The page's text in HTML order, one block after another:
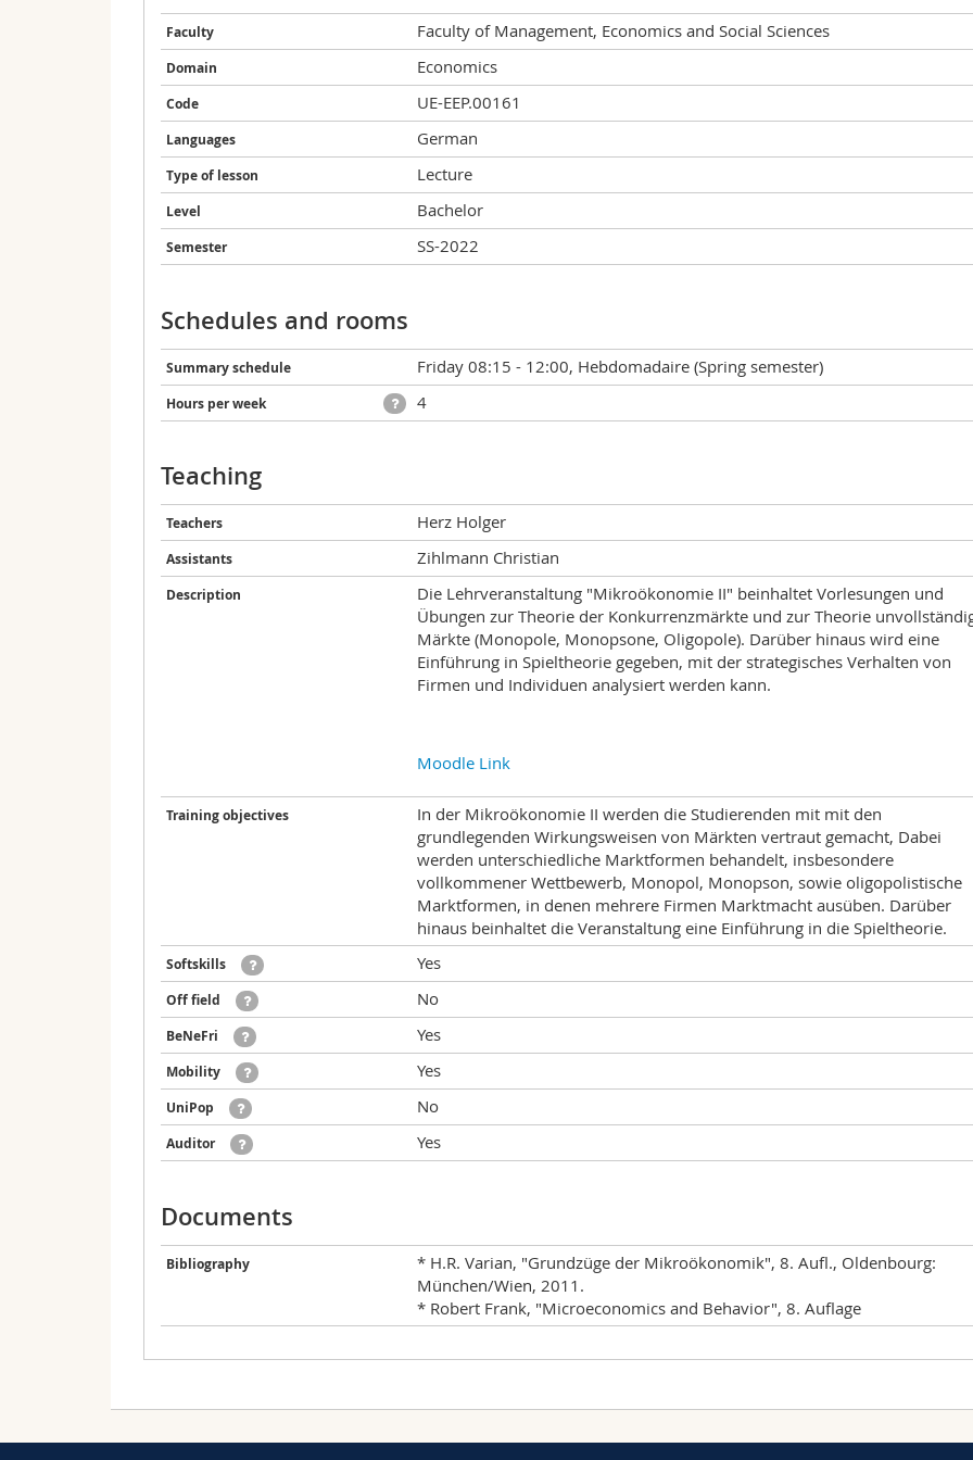
Faculty Faculty of Management, Economics and Social Sciences
Domain Economics
Code UE-EEP.00161
Languages German
Type of lesson Lecture
Level Bachelor
Semester SS-2022
Schedules and rooms
Summary schedule Friday 08:15 - 12:00, Hebdomadaire (Spring semester)
Hours per week 4
Teaching
Teachers Herz Holger
Assistants Zihlmann Christian
Description
Die Lehrveranstaltung "Mikroökonomie II" beinhaltet Vorlesungen und
Übungen zur Theorie der Konkurrenzmärkte und zur Theorie
Märkte (Monopole, Monopsone, Oligopole). Darüber hinaus wird eine
Einführung in Spieltheorie gegeben, mit der strategisches Verhalten von
Firmen und Individuen analysiert werden kann.
Moodle Link
Training objectives
In der Mikroökonomie II werden die Studierenden mit mit den
grundlegenden Wirkungsweisen von Märkten vertraut gemacht, Dabei
werden unterschiedliche Marktformen behandelt, insbesondere
vollkommener Wettbewerb, Monopol, Monopson, sowie oligopolistische
Marktformen, in denen mehrere Firmen Marktmacht ausüben. Darüber
hinaus beinhaltet die Veranstaltung eine Einführung in die Spieltheorie.
Softskills Yes
Off field No
BeNeFri Yes
Mobility Yes
UniPop No
Auditor Yes
Documents
Bibliography
* H.R. Varian, "Grundzüge der Mikroökonomik", 8. Aufl., Oldenbourg:
München/Wien, 2011.
* Robert Frank, "Microeconomics and Behavior", 8. Auflage
25.02.2022 08:15 - 12:00 Cours PER 21, Room E140